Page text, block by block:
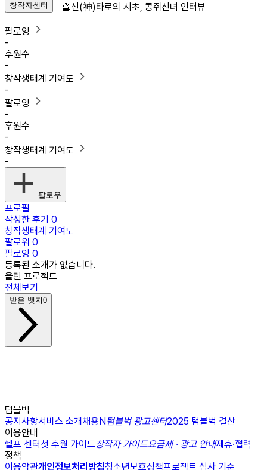
창작자센터
팔로잉
-
후원수
-
창작생태계 기여도
-
팔로잉
-
후원수
-
창작생태계 기여도
-
팔로우
프로필
작성한 후기 0
창작생태계 기여도
팔로워 0
팔로잉 0
등록된 소개가 없습니다.
올린 프로젝트
전체보기
받은 뱃지0
텀블벅
공지사항서비스 소개채용N텀블벅 광고센터2025 텀블벅 결산
이용안내
헬프 센터첫 후원 가이드창작자 가이드요금제 · 광고 안내제휴·협력
정책
이용약관개인정보처리방침청소년보호정책프로젝트 심사 기준
🔮신(神)타로의 시초, 콩쥐신녀 인터뷰